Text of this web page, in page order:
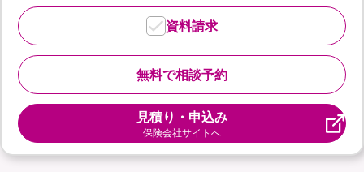
無料で相談予約
資料請求
見積り・申込み
保険会社サイトへ